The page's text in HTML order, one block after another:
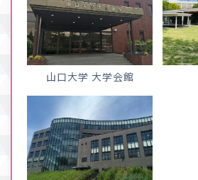
山口大学 大学会館